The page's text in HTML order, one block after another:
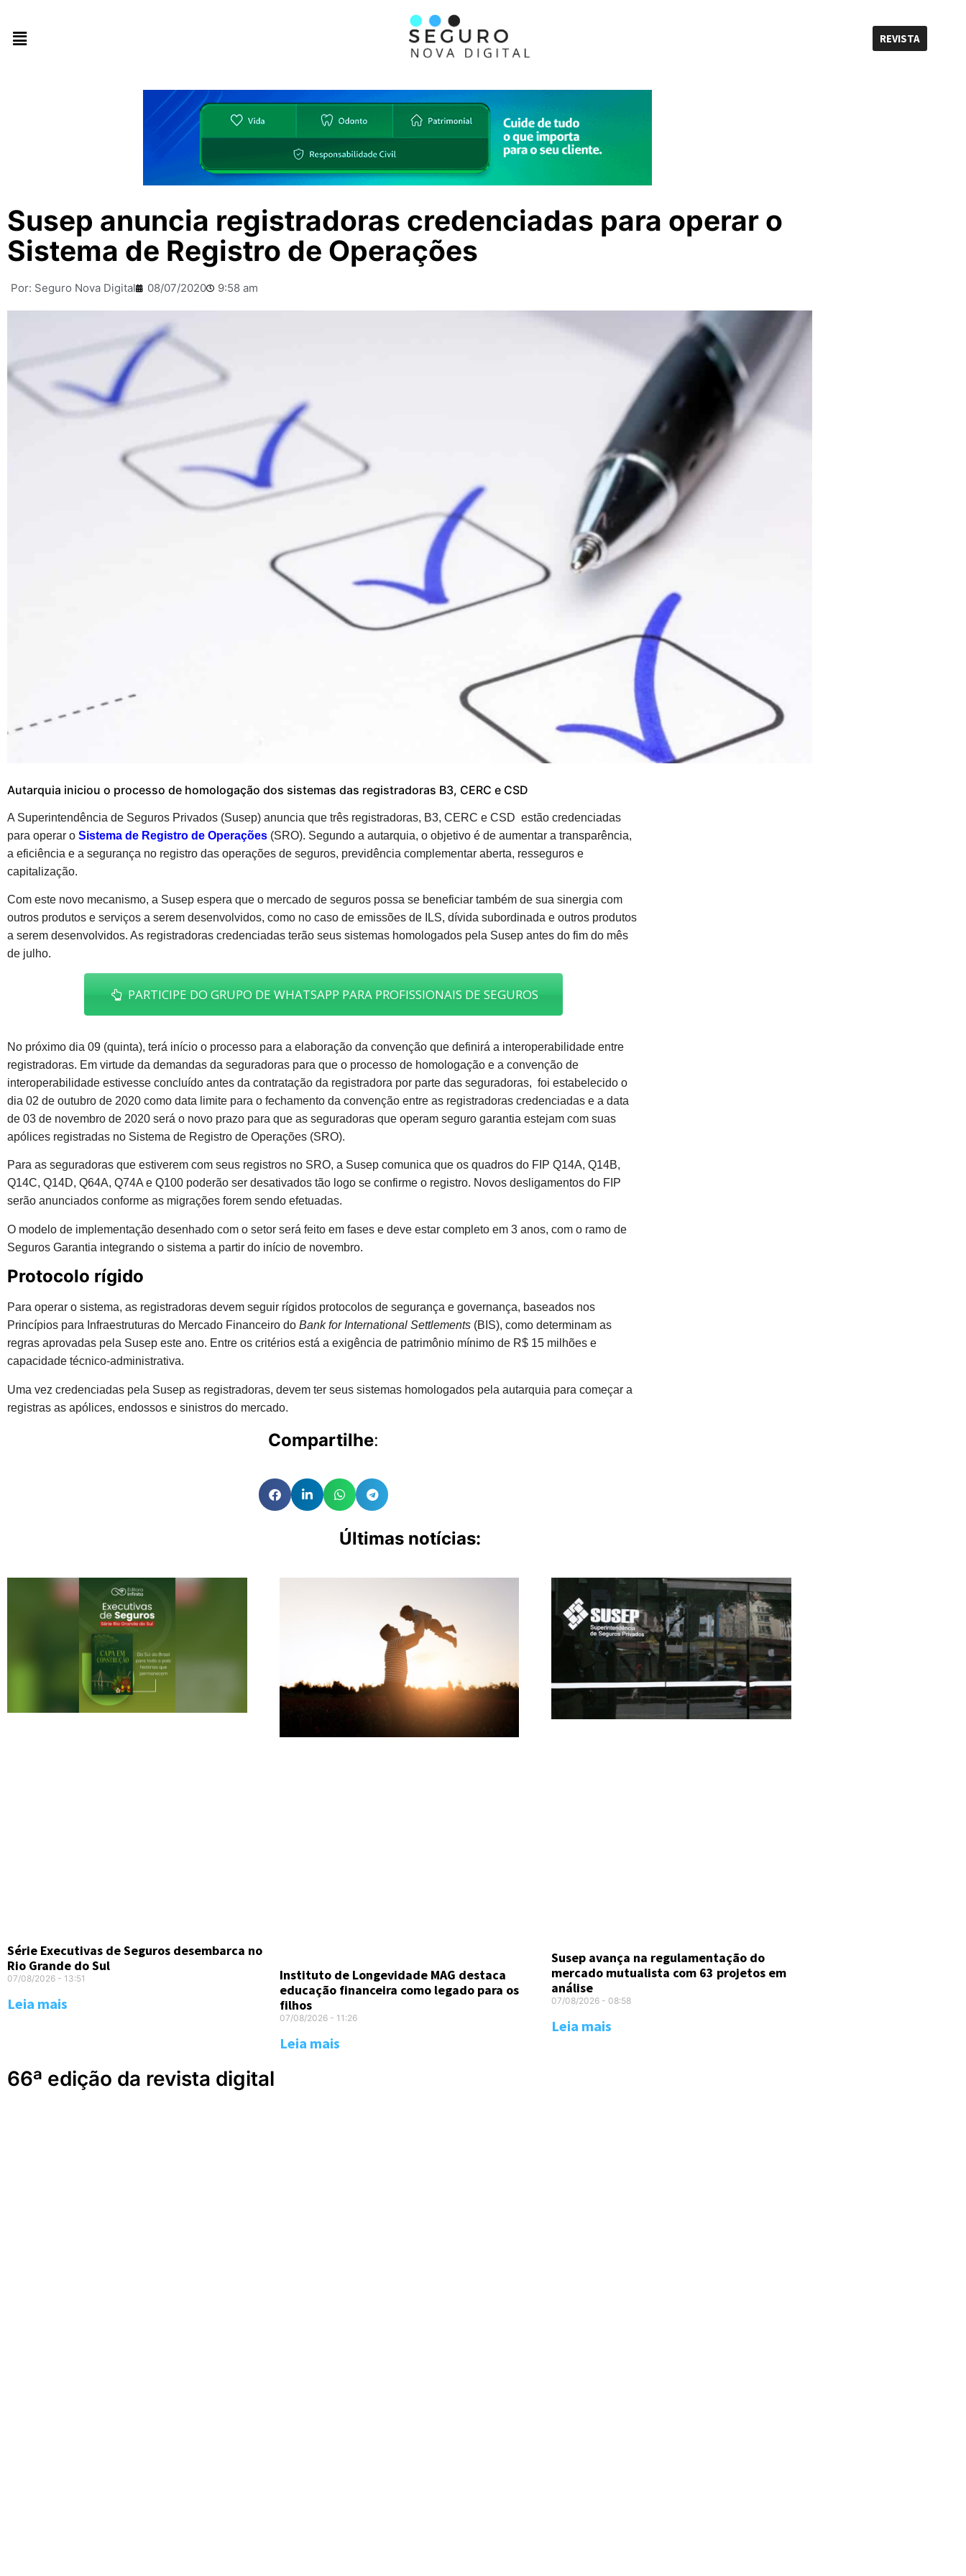
REVISTA
Susep anuncia registradoras credenciadas para operar o
Sistema de Registro de Operações
Por: Seguro Nova Digital 08/07/2020 9:58 am
Autarquia iniciou o processo de homologação dos sistemas das registradoras B3, CERC e CSD
A Superintendência de Seguros Privados (Susep) anuncia que três registradoras, B3, CERC e CSD estão credenciadas
para operar o Sistema de Registro de Operações (SRO). Segundo a autarquia, o objetivo é de aumentar a transparência,
a eficiência e a segurança no registro das operações de seguros, previdência complementar aberta, resseguros e
capitalização.
Com este novo mecanismo, a Susep espera que o mercado de seguros possa se beneficiar também de sua sinergia com
outros produtos e serviços a serem desenvolvidos, como no caso de emissões de ILS, dívida subordinada e outros produtos
a serem desenvolvidos. As registradoras credenciadas terão seus sistemas homologados pela Susep antes do fim do mês
de julho.
PARTICIPE DO GRUPO DE WHATSAPP PARA PROFISSIONAIS DE SEGUROS
No próximo dia 09 (quinta), terá início o processo para a elaboração da convenção que definirá a interoperabilidade entre
registradoras. Em virtude da demandas da seguradoras para que o processo de homologação e a convenção de
interoperabilidade estivesse concluído antes da contratação da registradora por parte das seguradoras, foi estabelecido o
dia 02 de outubro de 2020 como data limite para o fechamento da convenção entre as registradoras credenciadas e a data
de 03 de novembro de 2020 será o novo prazo para que as seguradoras que operam seguro garantia estejam com suas
apólices registradas no Sistema de Registro de Operações (SRO).
Para as seguradoras que estiverem com seus registros no SRO, a Susep comunica que os quadros do FIP Q14A, Q14B,
Q14C, Q14D, Q64A, Q74A e Q100 poderão ser desativados tão logo se confirme o registro. Novos desligamentos do FIP
serão anunciados conforme as migrações forem sendo efetuadas.
O modelo de implementação desenhado com o setor será feito em fases e deve estar completo em 3 anos, com o ramo de
Seguros Garantia integrando o sistema a partir do início de novembro.
Protocolo rígido
Para operar o sistema, as registradoras devem seguir rígidos protocolos de segurança e governança, baseados nos
Princípios para Infraestruturas do Mercado Financeiro do Bank for International Settlements (BIS), como determinam as
regras aprovadas pela Susep este ano. Entre os critérios está a exigência de patrimônio mínimo de R$ 15 milhões e
capacidade técnico-administrativa.
Uma vez credenciadas pela Susep as registradoras, devem ter seus sistemas homologados pela autarquia para começar a
registras as apólices, endossos e sinistros do mercado.
Compartilhe:
Últimas notícias:
Série Executivas de Seguros desembarca no
Rio Grande do Sul
07/08/2026 13:51
Leia mais
Instituto de Longevidade MAG destaca
educação financeira como legado para os
filhos
07/08/2026 11:26
Leia mais
Susep avança na regulamentação do
mercado mutualista com 63 projetos em
análise
07/08/2026 08:58
Leia mais
66ª edição da revista digital